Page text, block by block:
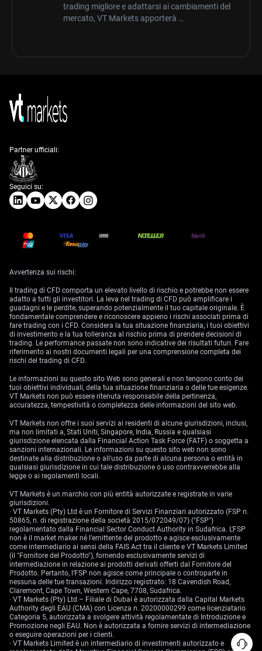
trading migliore e adattarsi ai cambiamenti del
mercato, VT Markets apporterà …
Seguici su:
Partner ufficiali:
Avvertenza sui rischi:
Il trading di CFD comporta un elevato livello di rischio e potrebbe non essere
adatto a tutti gli investitori. La leva nel trading di CFD può amplificare i
guadagni e le perdite, superando potenzialmente il tuo capitale originale. È
fondamentale comprendere e riconoscere appieno i rischi associati prima di
fare trading con i CFD. Considera la tua situazione finanziaria, i tuoi obiettivi
di investimento e la tua tolleranza al rischio prima di prendere decisioni di
trading. Le performance passate non sono indicative dei risultati futuri. Fare
riferimento ai nostri documenti legali per una comprensione completa dei
rischi del trading di CFD.
Le informazioni su questo sito Web sono generali e non tengono conto dei
tuoi obiettivi individuali, della tua situazione finanziaria o delle tue esigenze.
VT Markets non può essere ritenuta responsabile della pertinenza,
accuratezza, tempestività o completezza delle informazioni del sito web.
VT Markets non offre i suoi servizi ai residenti di alcune giurisdizioni, inclusi,
ma non limitati a, Stati Uniti, Singapore, India, Russia e qualsiasi
giurisdizione elencata dalla Financial Action Task Force (FATF) o soggetta a
sanzioni internazionali. Le informazioni su questo sito web non sono
destinate alla distribuzione o all'uso da parte di alcuna persona o entità in
qualsiasi giurisdizione in cui tale distribuzione o uso contravverrebbe alla
legge o ai regolamenti locali.
VT Markets è un marchio con più entità autorizzate e registrate in varie
giurisdizioni.
· VT Markets (Pty) Ltd è un Fornitore di Servizi Finanziari autorizzato (FSP n.
50865, n. di registrazione della società 2015/072049/07) ("FSP")
regolamentato dalla Financial Sector Conduct Authority in Sudafrica. L’FSP
non è il market maker né l’emittente del prodotto e agisce esclusivamente
come intermediario ai sensi della FAIS Act tra il cliente e VT Markets Limited
(il "Fornitore del Prodotto"), fornendo esclusivamente servizi di
intermediazione in relazione ai prodotti derivati offerti dal Fornitore del
Prodotto. Pertanto, l’FSP non agisce come principale o controparte in
nessuna delle tue transazioni. Indirizzo registrato: 18 Cavendish Road,
Claremont, Cape Town, Western Cape, 7708, Sudafrica.
· VT Markets (Pty) Ltd – Filiale di Dubai è autorizzata dalla Capital Markets
Authority degli EAU (CMA) con Licenza n. 20200000299 come licenziatario
Categoria 5, autorizzata a svolgere attività regolamentate di Introduzione e
Promozione negli EAU. Non è autorizzata a fornire servizi di intermediazione
o eseguire operazioni per i clienti.
· VT Markets Limited è un intermediario di investimenti autorizzato e